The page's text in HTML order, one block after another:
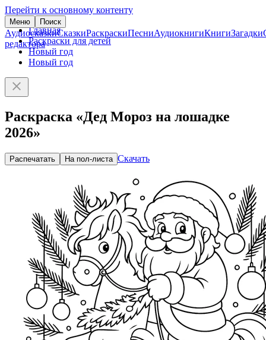
Перейти к основному контенту
Меню Поиск
АудиосказкиСказкиРаскраскиПесниАудиокнигиКнигиЗагадки
редактора
Главная
Раскраски для детей
Новый год
Новый год
Раскраска «Дед Мороз на лошадке
2026»
Распечатать На пол-листа Скачать